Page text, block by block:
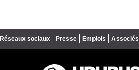
Réseaux sociaux Presse Emplois Associés